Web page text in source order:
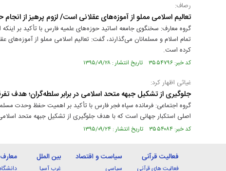
رصاف:
تعالیم اسلامی مملو از آموزه‌های عقلانی است/ لزوم پرهیز از
گروه معارف: سخنگوی جامعه اساتید حوزه‌های علمیه فارس با تأكید بر
تمام اسلام و مسلمانان می‌گذارند، گفت: تعالیم اسلامی مملو از
كرده است.
کد خبر: ۳۵۵۴۷۹۶ تاریخ انتشار : ۱۳۹۵/۰۹/۲۸
غیاثی اظهار كرد:
جلوگیری از تشكیل جبهه متحد اسلامی در برابر سلطه‌گران؛ هدف
گروه اجتماعی: فرمانده سپاه فجر فارس با تأكید بر اهمیت حفظ وحدت
اصلی استکبار جهانی است که با هدف جلوگیری از تشکیل جبهه متحد
کد خبر: ۳۵۵۴۰۸۴ تاریخ انتشار : ۱۳۹۵/۰۹/۲۴
فعالیت قرآنی
فعالیت های قرآنی
سیاست و اقتصاد
سیاسی
بین الملل
غرب آسیا
معارف
دانشگاه